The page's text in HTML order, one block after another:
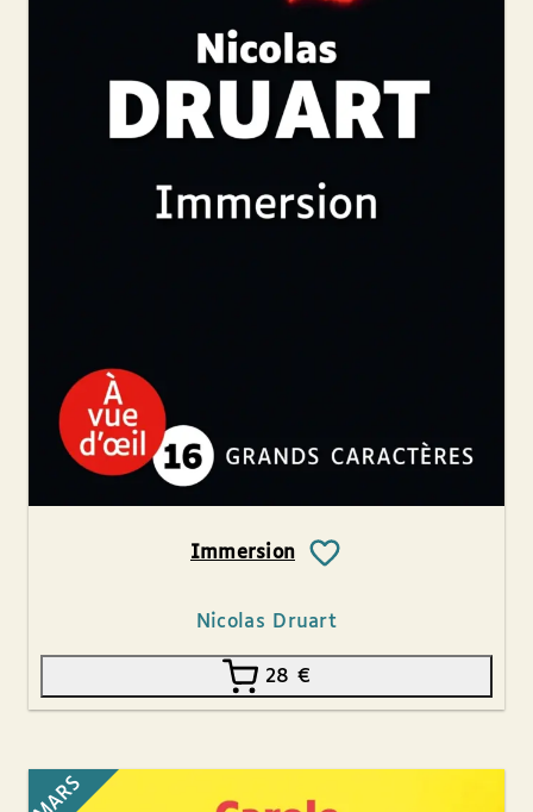
Immersion
Nicolas Druart
28 €
MARS